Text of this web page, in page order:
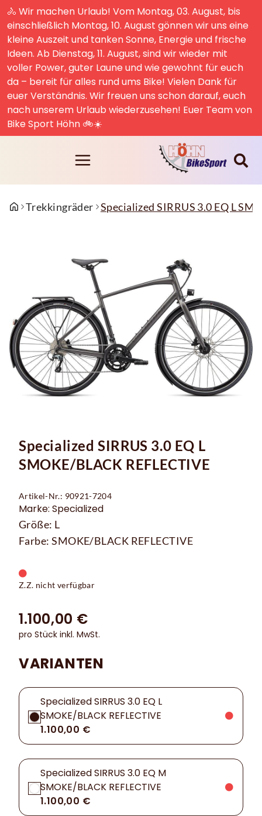
🚴 Wir machen Urlaub! Vom Montag, 03. August, bis
einschließlich Montag, 10. August gönnen wir uns eine
kleine Auszeit und tanken Sonne, Energie und frische
Ideen. Ab Dienstag, 11. August, sind wir wieder mit
voller Power, guter Laune und wie gewohnt für euch
da – bereit für alles rund ums Bike! Vielen Dank für
euer Verständnis. Wir freuen uns schon darauf, euch
nach unserem Urlaub wiederzusehen! Euer Team von
Bike Sport Höhn 🚲☀️
Trekkingräder Specialized SIRRUS 3.0 EQ L
Specialized SIRRUS 3.0 EQ L
SMOKE/BLACK REFLECTIVE
Artikel-Nr.: 90921-7204
Marke: Specialized
Größe: L
Farbe: SMOKE/BLACK REFLECTIVE
Z.Z. nicht verfügbar
1.100,00 €
pro Stück inkl. MwSt.
VARIANTEN
Specialized SIRRUS 3.0 EQ L
SMOKE/BLACK REFLECTIVE
1.100,00 €
Specialized SIRRUS 3.0 EQ M
SMOKE/BLACK REFLECTIVE
1.100,00 €